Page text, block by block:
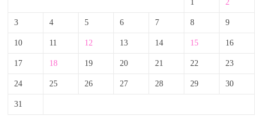
1 2
3 4 5 6 7 8 9
10 11 12 13 14 15 16
17 18 19 20 21 22 23
24 25 26 27 28 29 30
31